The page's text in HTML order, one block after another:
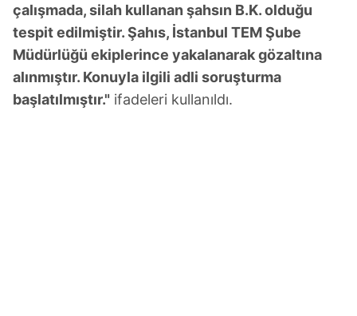
çalışmada, silah kullanan şahsın B.K. olduğu
tespit edilmiştir. Şahıs, İstanbul TEM Şube
Müdürlüğü ekiplerince yakalanarak gözaltına
alınmıştır. Konuyla ilgili adli soruşturma
başlatılmıştır." ifadeleri kullanıldı.